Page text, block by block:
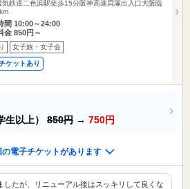
気鉄道二色浜駅徒歩15分阪神高速貝塚出入口大阪臨
間 10:00～24:00
金 850円～
女子旅・女子会
ケットあり
生以上） 850円 → 750円
電子チケットがあります
したが、リニューアル後はスッキリして良くな